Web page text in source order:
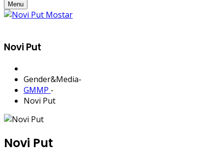
Menu
Novi Put
Gender&Media-
GMMP -
Novi Put
Novi Put